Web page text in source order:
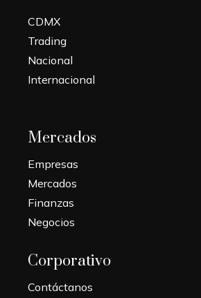
CDMX
Trading
Nacional
Internacional
Mercados
Empresas
Mercados
Finanzas
Negocios
Corporativo
Contáctanos